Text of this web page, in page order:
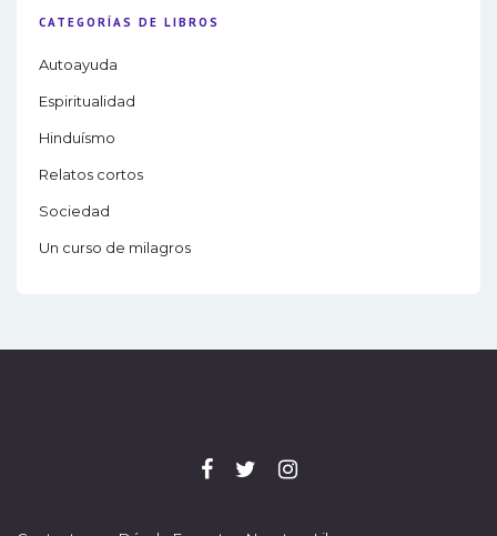
CATEGORÍAS DE LIBROS
Autoayuda
Espiritualidad
Hinduísmo
Relatos cortos
Sociedad
Un curso de milagros